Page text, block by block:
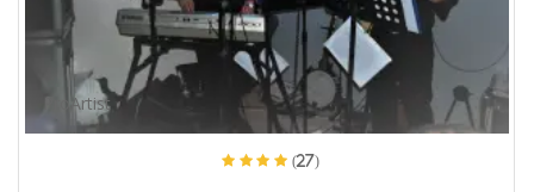
ProArtist
(27)